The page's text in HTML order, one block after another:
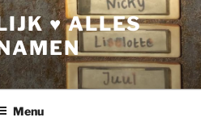
♥ ALLES
Menu